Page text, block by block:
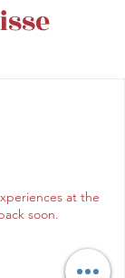
at the
soon.